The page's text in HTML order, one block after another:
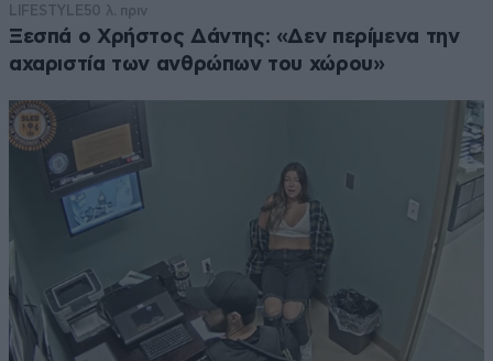
LIFESTYLE50 λ. πριν
Ξεσπά ο Χρήστος Δάντης: «Δεν περίμενα την
αχαριστία των ανθρώπων του χώρου»